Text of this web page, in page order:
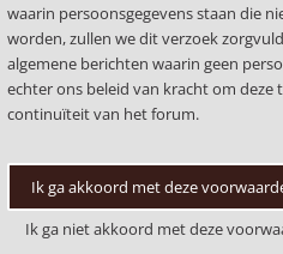
waarin persoonsgegevens staan die
worden, zullen we dit verzoek
algemene berichten waarin geen
echter ons beleid van kracht om
continuïteit van het forum.